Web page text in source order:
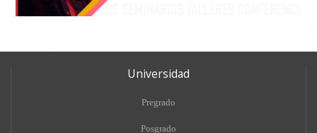
Universidad
Pregrado
Posgrado